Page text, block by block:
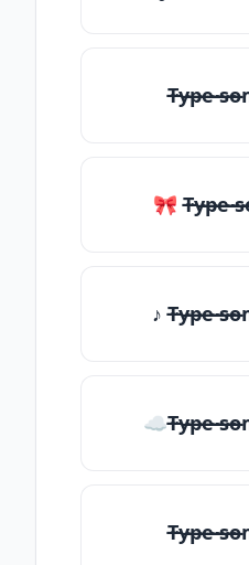
T̶̴y̶̴p̶̴e̶̴
🎀 T̶̴y̶̴p̶̴e̶̴
♪ T̶̴y̶̴p̶̴e̶̴
☁T̶̴y̶̴p̶̴e̶̴
T̶̴y̶̴p̶̴e̶̴